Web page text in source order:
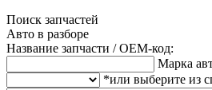
Поиск запчастей
Авто в разборе
Название запчасти / OEM-код:
Марка
*или выберите из